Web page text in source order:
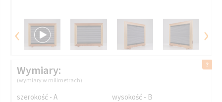
‹ ›
Wymiary:
(wymiary w milimetrach)
szerokość - A wysokość - B